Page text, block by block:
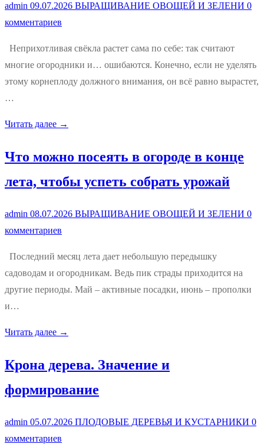
admin 09.07.2026 ВЫРАЩИВАНИЕ ОВОЩЕЙ И ЗЕЛЕНИ 0
комментариев
Неприхотливая свёкла растет сама по себе: так считают
многие огородники и… ошибаются. Конечно, если не уделять
этому корнеплоду должного внимания, он всё равно вырастет,
…
Читать далее →
Что можно посеять в огороде в конце
лета, чтобы успеть собрать урожай
admin 08.07.2026 ВЫРАЩИВАНИЕ ОВОЩЕЙ И ЗЕЛЕНИ 0
комментариев
Последний месяц лета дает небольшую передышку
садоводам и огородникам. Ведь пик страды приходится на
другие периоды. Май – активные посадки, июнь – прополки
и…
Читать далее →
Крона дерева. Значение и
формирование
admin 05.07.2026 ПЛОДОВЫЕ ДЕРЕВЬЯ И КУСТАРНИКИ 0
комментариев